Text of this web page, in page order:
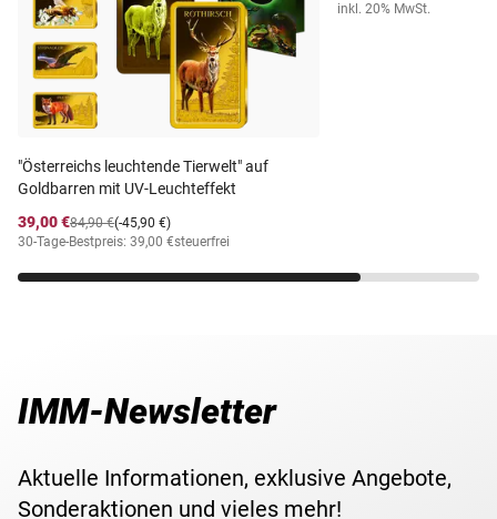
"Österreichs leuchtende Tierwelt" auf
Goldbarren mit UV-Leuchteffekt
39,00 €
(-45,90 €)
84,90 €
30-Tage-Bestpreis: 39,00 €steuerfrei
inkl. 20% MwSt.
IMM-Newsletter
Aktuelle Informationen, exklusive Angebote,
Sonderaktionen und vieles mehr!